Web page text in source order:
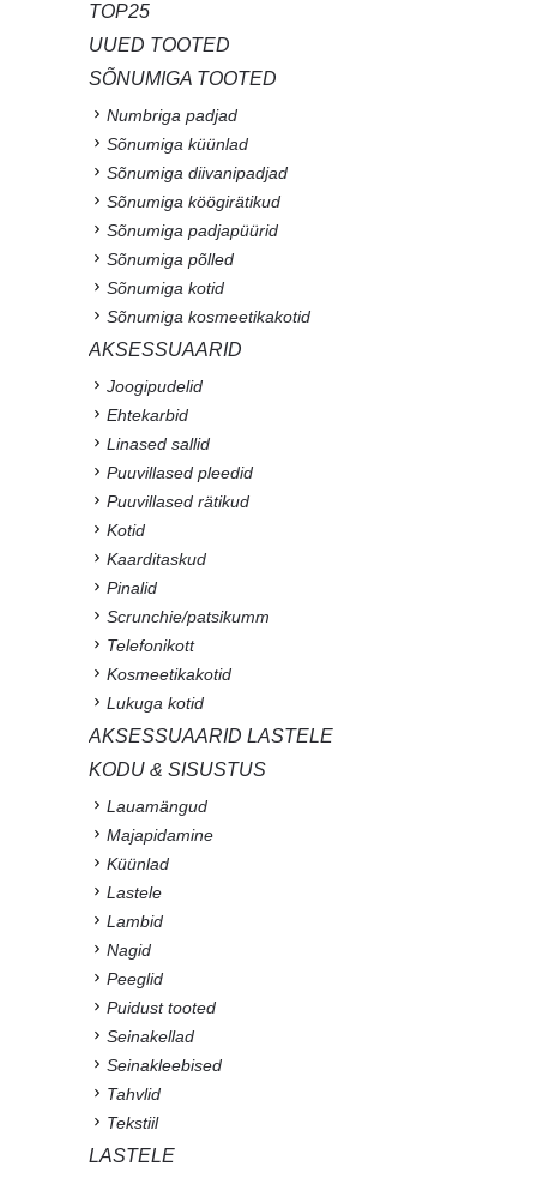
TOP25
UUED TOOTED
SÕNUMIGA TOOTED
Numbriga padjad
Sõnumiga küünlad
Sõnumiga diivanipadjad
Sõnumiga köögirätikud
Sõnumiga padjapüürid
Sõnumiga põlled
Sõnumiga kotid
Sõnumiga kosmeetikakotid
AKSESSUAARID
Joogipudelid
Ehtekarbid
Linased sallid
Puuvillased pleedid
Puuvillased rätikud
Kotid
Kaarditaskud
Pinalid
Scrunchie/patsikumm
Telefonikott
Kosmeetikakotid
Lukuga kotid
AKSESSUAARID LASTELE
KODU & SISUSTUS
Lauamängud
Majapidamine
Küünlad
Lastele
Lambid
Nagid
Peeglid
Puidust tooted
Seinakellad
Seinakleebised
Tahvlid
Tekstiil
LASTELE